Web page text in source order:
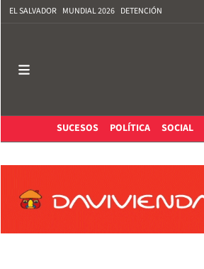
EL SALVADOR MUNDIAL 2026 DETENCIÓN
SUCESOS
POLÍTICA SOCIAL